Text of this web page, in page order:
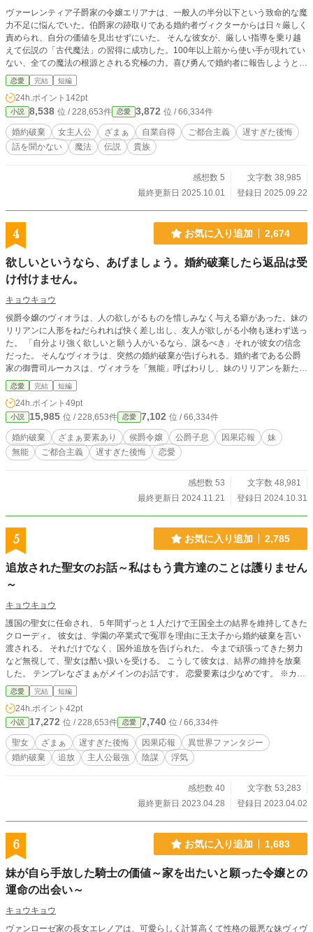
ヴァーレンティア子爵家の令嬢エリアナは、一般人の半分以下という致命的な魔
力不足に悩んでいた。伯爵家の跡取りである婚約者ヴィクターからは日々厳しく
責められ、自分の価値を見出せずにいた。 そんな彼女が、厳しい指導を乗り越
えて伝説の「古代魔法」の習得に成功した。100年以上前から使い手が現れてい
ない、全ての魔法の根源とされる究極の力。喜び勇んで婚約者に報告しようとし
たその瞬間―― 「君との婚約を破棄することが決まった」 皮肉にも、人生最高
の瞬間が人生最悪の瞬間と重なってしまう。さらに実家からは除籍処分を言い渡
され、身一つで屋敷から追い出される。すべてを失ったエリアナ。 だけど、彼
女には頼れる師匠がいた。世界最高峰の魔法使いソリウスと共に旅立つことにし
たエリアナは、古代魔法の力で次々と困難を解決し、やがて大きな名声を獲得し
ていく。 一方、エリアナを捨てた元婚約者ヴィクターと実家は、不運が重なる
厳しい現実に直面する。エリアナの大活躍を知った時には、すべてが手遅れだっ
は、自分の価値を理解してくれない者たちを結果的に見返し、厳しい時期に寄り
添ってくれた人と幸せを掴む物語。
恋愛 完結 短編
24h.ポイント 142pt
小説 8,538 位 / 228,653件 恋愛 3,872 位 / 66,334件
婚約破棄 女主人公 ざまぁ 自業自得 ご都合主義
遅すぎた後悔
話を聞かない
魔法 伝説 貴族
感想数 5
文字数 38,985
最終更新日 2025.10.01
登録日 2025.09.22
4 お気に入り追加 2,674
欲しいというなら、あげましょう。婚約破棄したら返品は受
け付けません。
キョウキョウ
侯爵令嬢のヴィオラは、人の欲しがるものを惜しみなく与える癖があった。妹の
リリアンに人形をねだられれば快く差し出し、友人が欲しがる小物も迷わず送っ
た。 「自分より強く欲しいと願う人がいるなら、譲るべき」それが彼女の信念
だった。 そんなヴィオラは、突然の婚約破棄が告げられる。婚約者である公爵
家の御曹司ルーカスは、ヴィオラを「無能」呼ばわりし、妹のリリアンを新たな
婚約者に選ぶ。 幼い頃から妹に欲しがられるものを全て与え続けてきたヴィオ
ラだったが、まさか婚約者まで奪われるとは思ってもみなかった。 婚約相手が
いなくなったヴィオラに、縁談の話が舞い込む。その相手とは、若手貴族当主の
ジェイミーという男。 先日ヴィオラに窮地を救ってもらった彼は、恩返しがし
たいと申し出るのだった。ヴィオラの「贈り物」があったからこそ、絶体絶命の
ピンチを脱することができたのだと。 ※設定ゆるめ、ご都合主義の作品です。
※カクヨムにも掲載中です。
恋愛 完結 短編
24h.ポイント 49pt
小説 15,985 位 / 228,653件 恋愛 7,102 位 / 66,334件
婚約破棄 ざまぁ要素あり 侯爵令嬢 公爵子息 因果応報
妹
無能
ご都合主義 遅すぎた後悔 恋愛
感想数 53
文字数 48,981
最終更新日 2024.11.21
登録日 2024.10.31
5 お気に入り追加 2,785
追放された聖女のお話～私はもう貴方達のことは護りません
～
キョウキョウ
護国の聖女に任命され、５年間ずっと１人だけで王国全土の結界を維持してきた
クローディ。 彼女は、学園の卒業式で冤罪を理由に王太子から婚約破棄を言い
渡される。 それだけでなく、国外追放を告げられた。 今まで頑張ってきた努力
など無視して、聖女は酷い扱いを受ける。 こうして彼女は、結界の維持を放棄
した。 テンプレなざまぁがメインのお話です。 恋愛要素は少なめです。 ※カク
ヨムにも掲載中の作品です。
恋愛 完結 短編
24h.ポイント 42pt
小説 17,272 位 / 228,653件 恋愛 7,740 位 / 66,334件
聖女 ざまぁ 遅すぎた後悔 因果応報
異世界ファンタジー
婚約破棄
追放 主人公最強 陰謀 浮気
感想数 40
文字数 53,283
最終更新日 2023.04.28
登録日 2023.04.02
6 お気に入り追加 1,683
妹が自ら手放した騎士の価値～家を出たいと願った令嬢との
運命の出会い～
キョウキョウ
ヴァンローゼ家の長女エレノアは、可愛らしく計算高くて性格の最悪な妹ヴィヴ